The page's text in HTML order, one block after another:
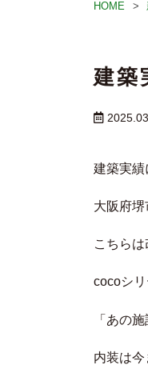
HOME
建築
建築実績
大阪府堺
こちらは
cocoシ
「あの
内装は